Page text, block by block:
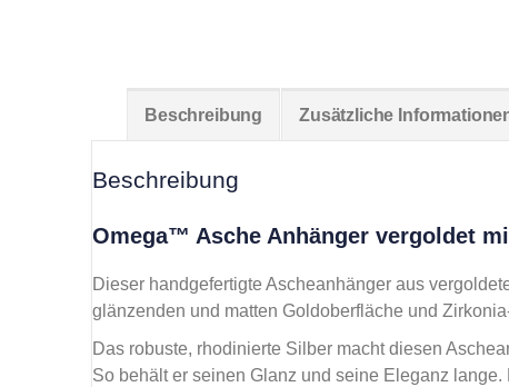
Beschreibung Zusätzliche
Beschreibung
Omega™ Asche Anhänger vergoldet
Dieser handgefertigte Ascheanhänger aus
glänzenden und matten Goldoberfläche und
Das robuste, rhodinierte Silber macht diesen
So behält er seinen Glanz und seine Eleganz